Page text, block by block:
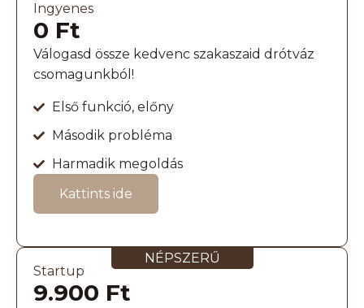
Ingyenes
0 Ft
Válogasd össze kedvenc szakaszaid drótváz
csomagunkból!
Első funkció, előny
Második probléma
Harmadik megoldás
Kattints ide
NÉPSZERŰ
Startup
9.900 Ft